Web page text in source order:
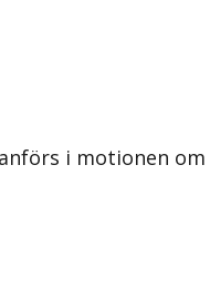
i motionen